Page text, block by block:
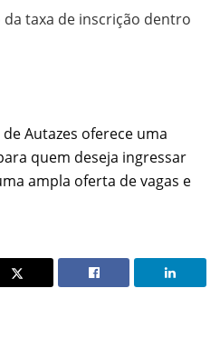
da taxa de inscrição dentro
Autazes oferece uma
quem deseja ingressar
ampla oferta de vagas e